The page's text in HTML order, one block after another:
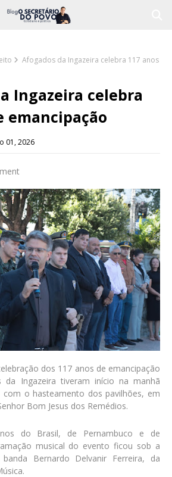
Afogados da Ingazeira celebra 117 anos
Ingazeira celebra
emancipação
01, 2026
dos 117 anos de emancipação
da Ingazeira tiveram início na manhã
com o hasteamento dos pavilhões, em
Bom Jesus dos Remédios.
do Brasil, de Pernambuco e de
musical do evento ficou sob a
banda Bernardo Delvanir Ferreira, da